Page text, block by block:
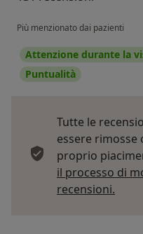
Più menzionato dai pazienti
Attenzione durante la
Puntualità
Tutte le
essere
proprio
il processo di
recensioni.